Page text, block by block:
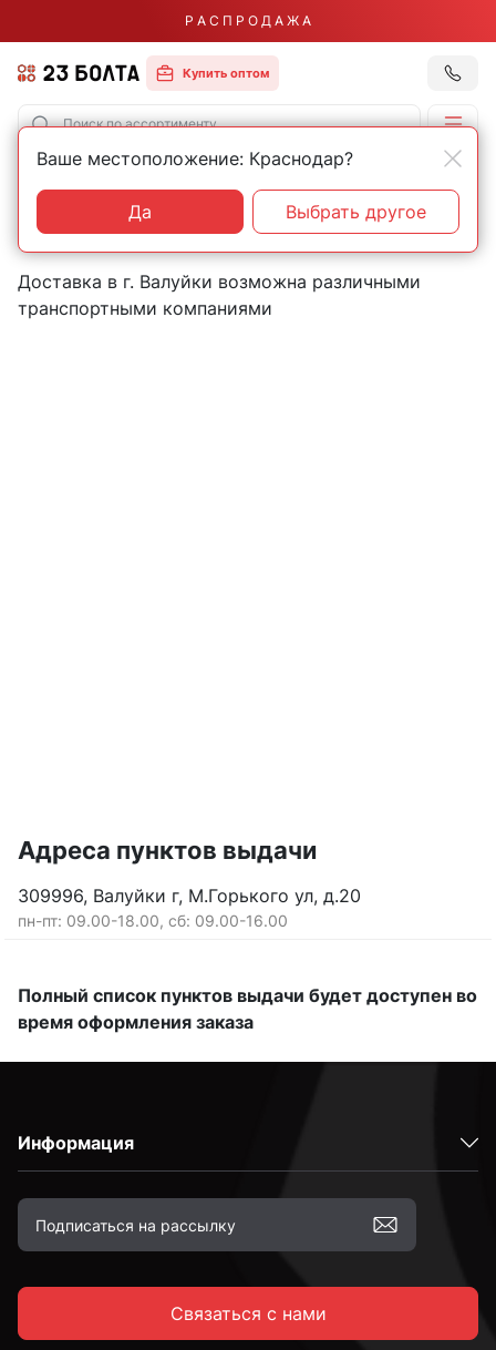
Р А С П Р О Д А Ж А
Купить оптом
Главная Контакты Валуйки
Пункты выдачи товаров в
городе Валуйки
Доставка в г. Валуйки возможна различными
транспортными компаниями
Адреса пунктов выдачи
309996, Валуйки г, М.Горького ул, д.20
пн-пт: 09.00-18.00, сб: 09.00-16.00
Полный список пунктов выдачи будет доступен во
время оформления заказа
Информация
Связаться с нами
Ваше местоположение: Краснодар?
Да Выбрать другое